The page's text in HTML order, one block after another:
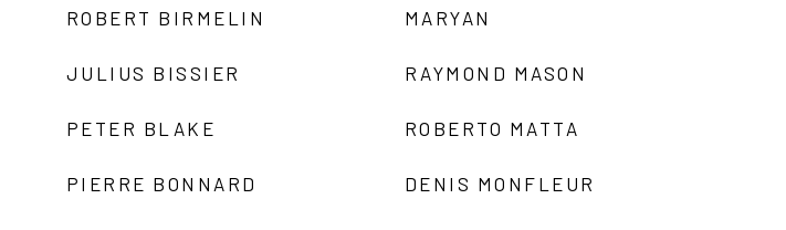
ROBERT BIRMELIN
JULIUS BISSIER
PETER BLAKE
PIERRE BONNARD
MARYAN
RAYMOND MASON
ROBERTO MATTA
DENIS MONFLEUR